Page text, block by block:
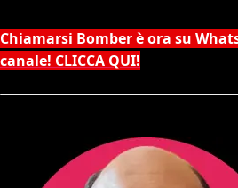
Chiamarsi Bomber è ora su
canale! CLICCA QUI!